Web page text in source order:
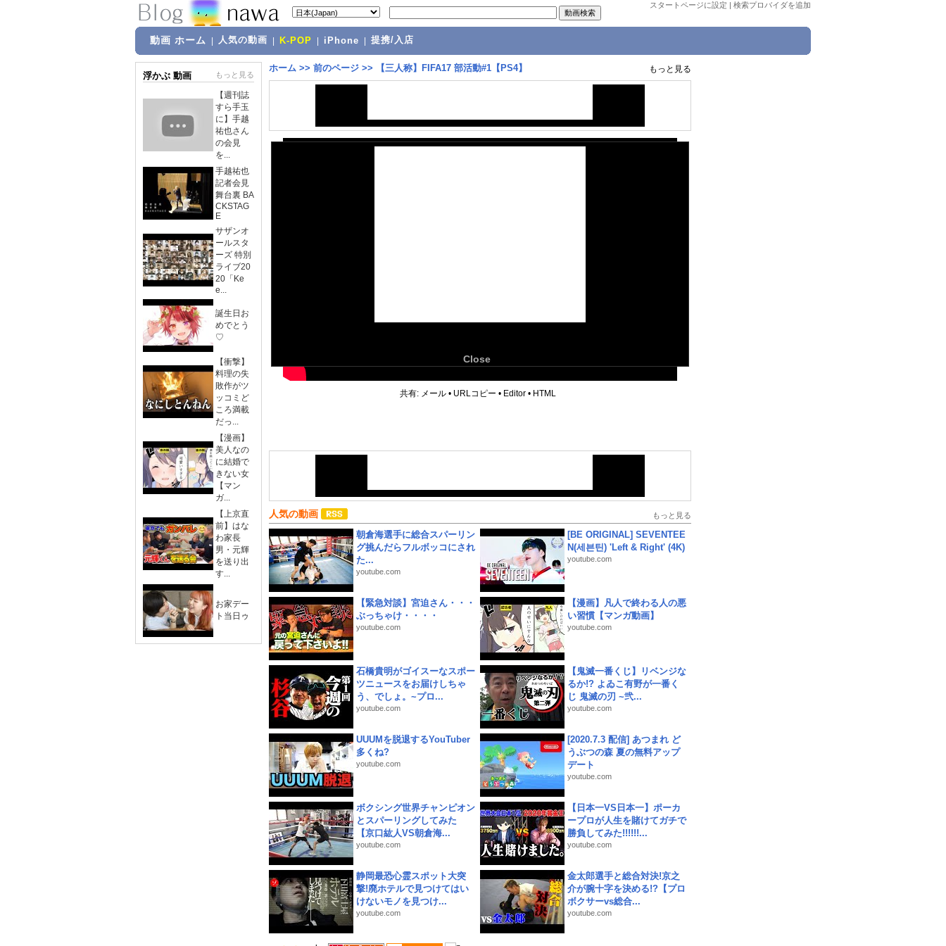
スタートページに設定 | 検索プロバイダを追加
動画 ホーム 人気の動画 K-POP iPhone 提携/入店
浮かぶ 動画 もっと見る
【週刊誌
すら手玉
に】手越
祐也さん
の会見
を...
手越祐也
記者会見
舞台裏 BA
CKSTAG
E
サザンオ
ールスタ
ーズ 特別
ライブ20
20「Ke
e...
誕生日お
めでとう
♡
【衝撃】
料理の失
敗作がツ
ッコミど
ころ満載
だっ...
【漫画】
美人なの
に結婚で
きない女
【マン
ガ...
【上京直
前】はな
わ家長
男・元輝
を送り出
す...
お家デー
ト当日ゥ
ホーム >> 前のページ >> 【三人称】FIFA17 部活動#1【PS4】 もっと見る
Close
共有: メール • URLコピー • Editor • HTML
人気の動画 もっと見る
朝倉海選手に総合スパーリン
グ挑んだらフルボッコにされ
た...
youtube.com
[BE ORIGINAL] SEVENTEE
N(세븐틴) 'Left & Right' (4K)
youtube.com
【緊急対談】宮迫さん・・・
ぶっちゃけ・・・・
youtube.com
【漫画】凡人で終わる人の悪
い習慣【マンガ動画】
youtube.com
石橋貴明がゴイスーなスポー
ツニュースをお届けしちゃ
う、でしょ。~プロ...
youtube.com
【鬼滅一番くじ】リベンジな
るか!? よゐこ有野が一番く
じ 鬼滅の刃 ~弐...
youtube.com
UUUMを脱退するYouTuber
多くね?
youtube.com
[2020.7.3 配信] あつまれ ど
うぶつの森 夏の無料アップ
デート
youtube.com
ボクシング世界チャンピオン
とスパーリングしてみた
【京口紘人VS朝倉海...
youtube.com
【日本一VS日本一】ポーカ
ープロが人生を賭けてガチで
勝負してみた!!!!!!...
youtube.com
静岡最恐心霊スポット大突
撃!廃ホテルで見つけてはい
けないモノを見つけ...
youtube.com
金太郎選手と総合対決!京之
介が腕十字を決める!?【プロ
ボクサーvs総合...
youtube.com